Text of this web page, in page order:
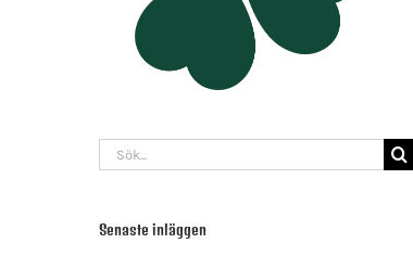
Sök
efter:
Senaste inläggen